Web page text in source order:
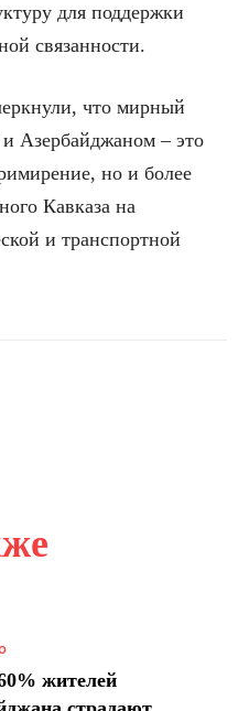
жителей
для поддержки
связанности.
что мирный
Азербайджаном – это
но и более
Кавказа на
и транспортной